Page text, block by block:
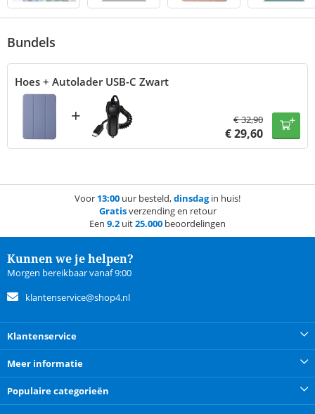
Bundels
Hoes + Autolader USB-C Zwart
+ €32,90
€29,60
Voor 13:00 uur besteld,dinsdagin huis!
Gratisverzending en retour
Een 9.2 uit25.000 beoordelingen
Kunnen we je helpen?
Morgen bereikbaar vanaf 9:00
klantenservice@shop4.nl
Klantenservice
Meer informatie
Populaire categorieën